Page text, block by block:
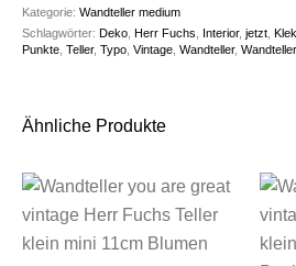
Kategorie:Wandteller medium
Schlagwörter:Deko ,Herr Fuchs Interior,jetzt ,
Punkte ,Teller,Typo ,Vintage ,Wandteller,
Ähnliche Produkte